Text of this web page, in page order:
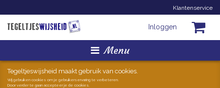
Klantenservice
Inloggen
Menu
Homepage
Tegeltjeswijsheid maakt gebruik van cookies.
Wij gebruiken cookies om je gebruikerservaring te verbeteren.
Door verder te gaan accepteer je de cookies.